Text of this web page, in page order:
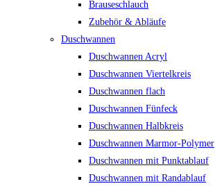
Brauseschlauch
Zubehör & Abläufe
Duschwannen
Duschwannen Acryl
Duschwannen Viertelkreis
Duschwannen flach
Duschwannen Fünfeck
Duschwannen Halbkreis
Duschwannen Marmor-Polymer
Duschwannen mit Punktablauf
Duschwannen mit Randablauf